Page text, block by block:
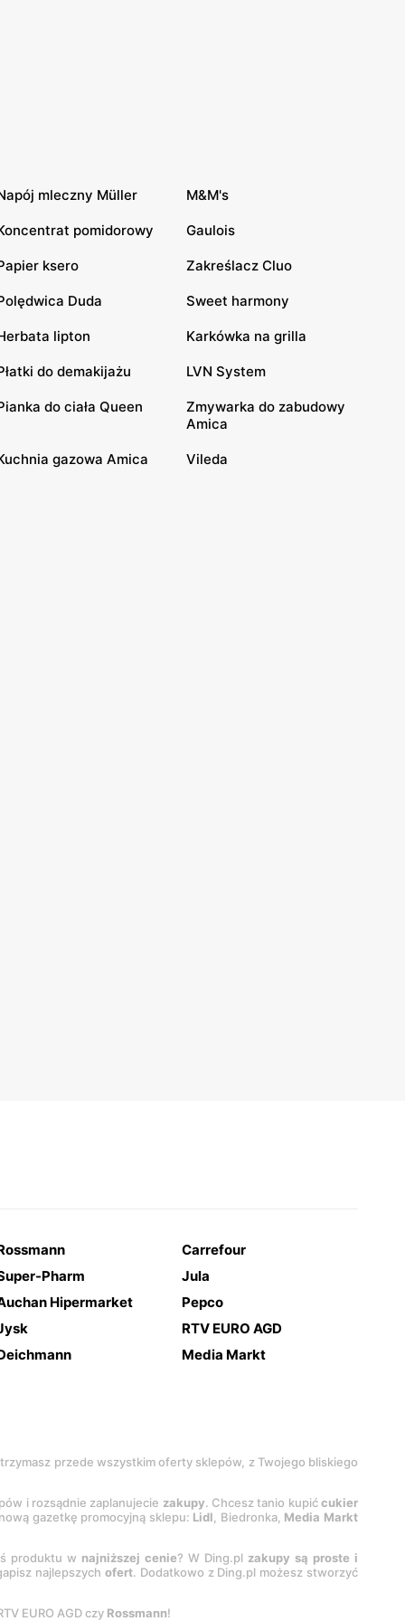
mleczny Müller M&M's
pomidorowy Gaulois
ksero Zakreślacz Cluo
Duda Sweet harmony
lipton Karkówka na grilla
do demakijażu LVN System
do ciała Queen
Zmywarka do zabudowy
Amica
gazowa Amica Vileda
Carrefour
Pharm
Jula
Hipermarket
Pepco
RTV EURO AGD
Media Markt
przede wszystkim oferty sklepów, z Twojego bliskiego
i rozsądnie zaplanujecie zakupy. Chcesz tanio kupićcukier
gazetkę promocyjną sklepu: Lidl, Biedronka, Media Markt
produktu w najniższej cenie? W Ding.pl zakupy są proste i
najlepszychofert. Dodatkowo z Ding.pl możesz stworzyć
EURO AGD czy Rossmann!